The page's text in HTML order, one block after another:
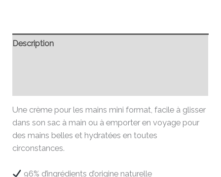
Description
Une crème pour les mains mini format, facile à glisser
dans son sac à main ou à emporter en voyage pour
des mains belles et hydratées en toutes
circonstances.
96% d’ingrédients d’origine naturelle